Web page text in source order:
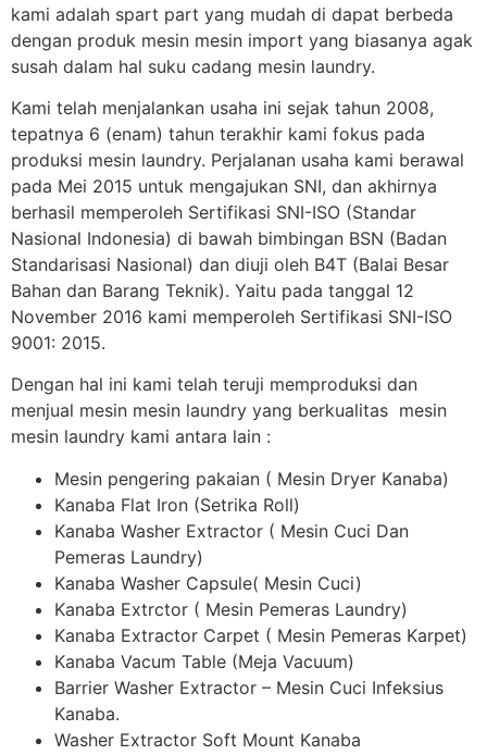
kami adalah spart part yang mudah di dapat berbeda
dengan produk mesin mesin import yang biasanya agak
susah dalam hal suku cadang mesin laundry.
Kami telah menjalankan usaha ini sejak tahun 2008,
tepatnya 6 (enam) tahun terakhir kami fokus pada
produksi mesin laundry. Perjalanan usaha kami berawal
pada Mei 2015 untuk mengajukan SNI, dan akhirnya
berhasil memperoleh Sertifikasi SNI-ISO (Standar
Nasional Indonesia) di bawah bimbingan BSN (Badan
Standarisasi Nasional) dan diuji oleh B4T (Balai Besar
Bahan dan Barang Teknik). Yaitu pada tanggal 12
November 2016 kami memperoleh Sertifikasi SNI-ISO
9001: 2015.
Dengan hal ini kami telah teruji memproduksi dan
menjual mesin mesin laundry yang berkualitas mesin
mesin laundry kami antara lain :
Mesin pengering pakaian ( Mesin Dryer Kanaba)
Kanaba Flat Iron (Setrika Roll)
Kanaba Washer Extractor ( Mesin Cuci Dan
Pemeras Laundry)
Kanaba Washer Capsule( Mesin Cuci)
Kanaba Extrctor ( Mesin Pemeras Laundry)
Kanaba Extractor Carpet ( Mesin Pemeras Karpet)
Kanaba Vacum Table (Meja Vacuum)
Barrier Washer Extractor – Mesin Cuci Infeksius
Kanaba.
Washer Extractor Soft Mount Kanaba